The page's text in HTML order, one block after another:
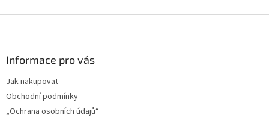
Informace pro vás
Jak nakupovat
Obchodní podmínky
„Ochrana osobních údajů“